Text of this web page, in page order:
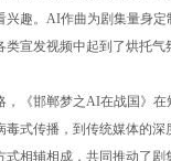
兴趣。AI作曲为剧集量身定
宣发视频中起到了烘托气
《邯郸梦之AI在战国》在
毒式传播，到传统媒体的深
式相辅相成，共同推动了剧